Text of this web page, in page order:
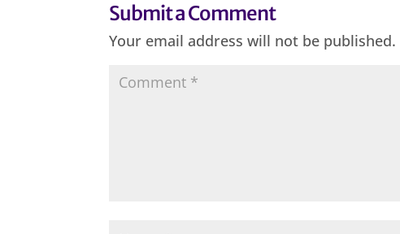
Submit a Comment
Your email address will not be published.